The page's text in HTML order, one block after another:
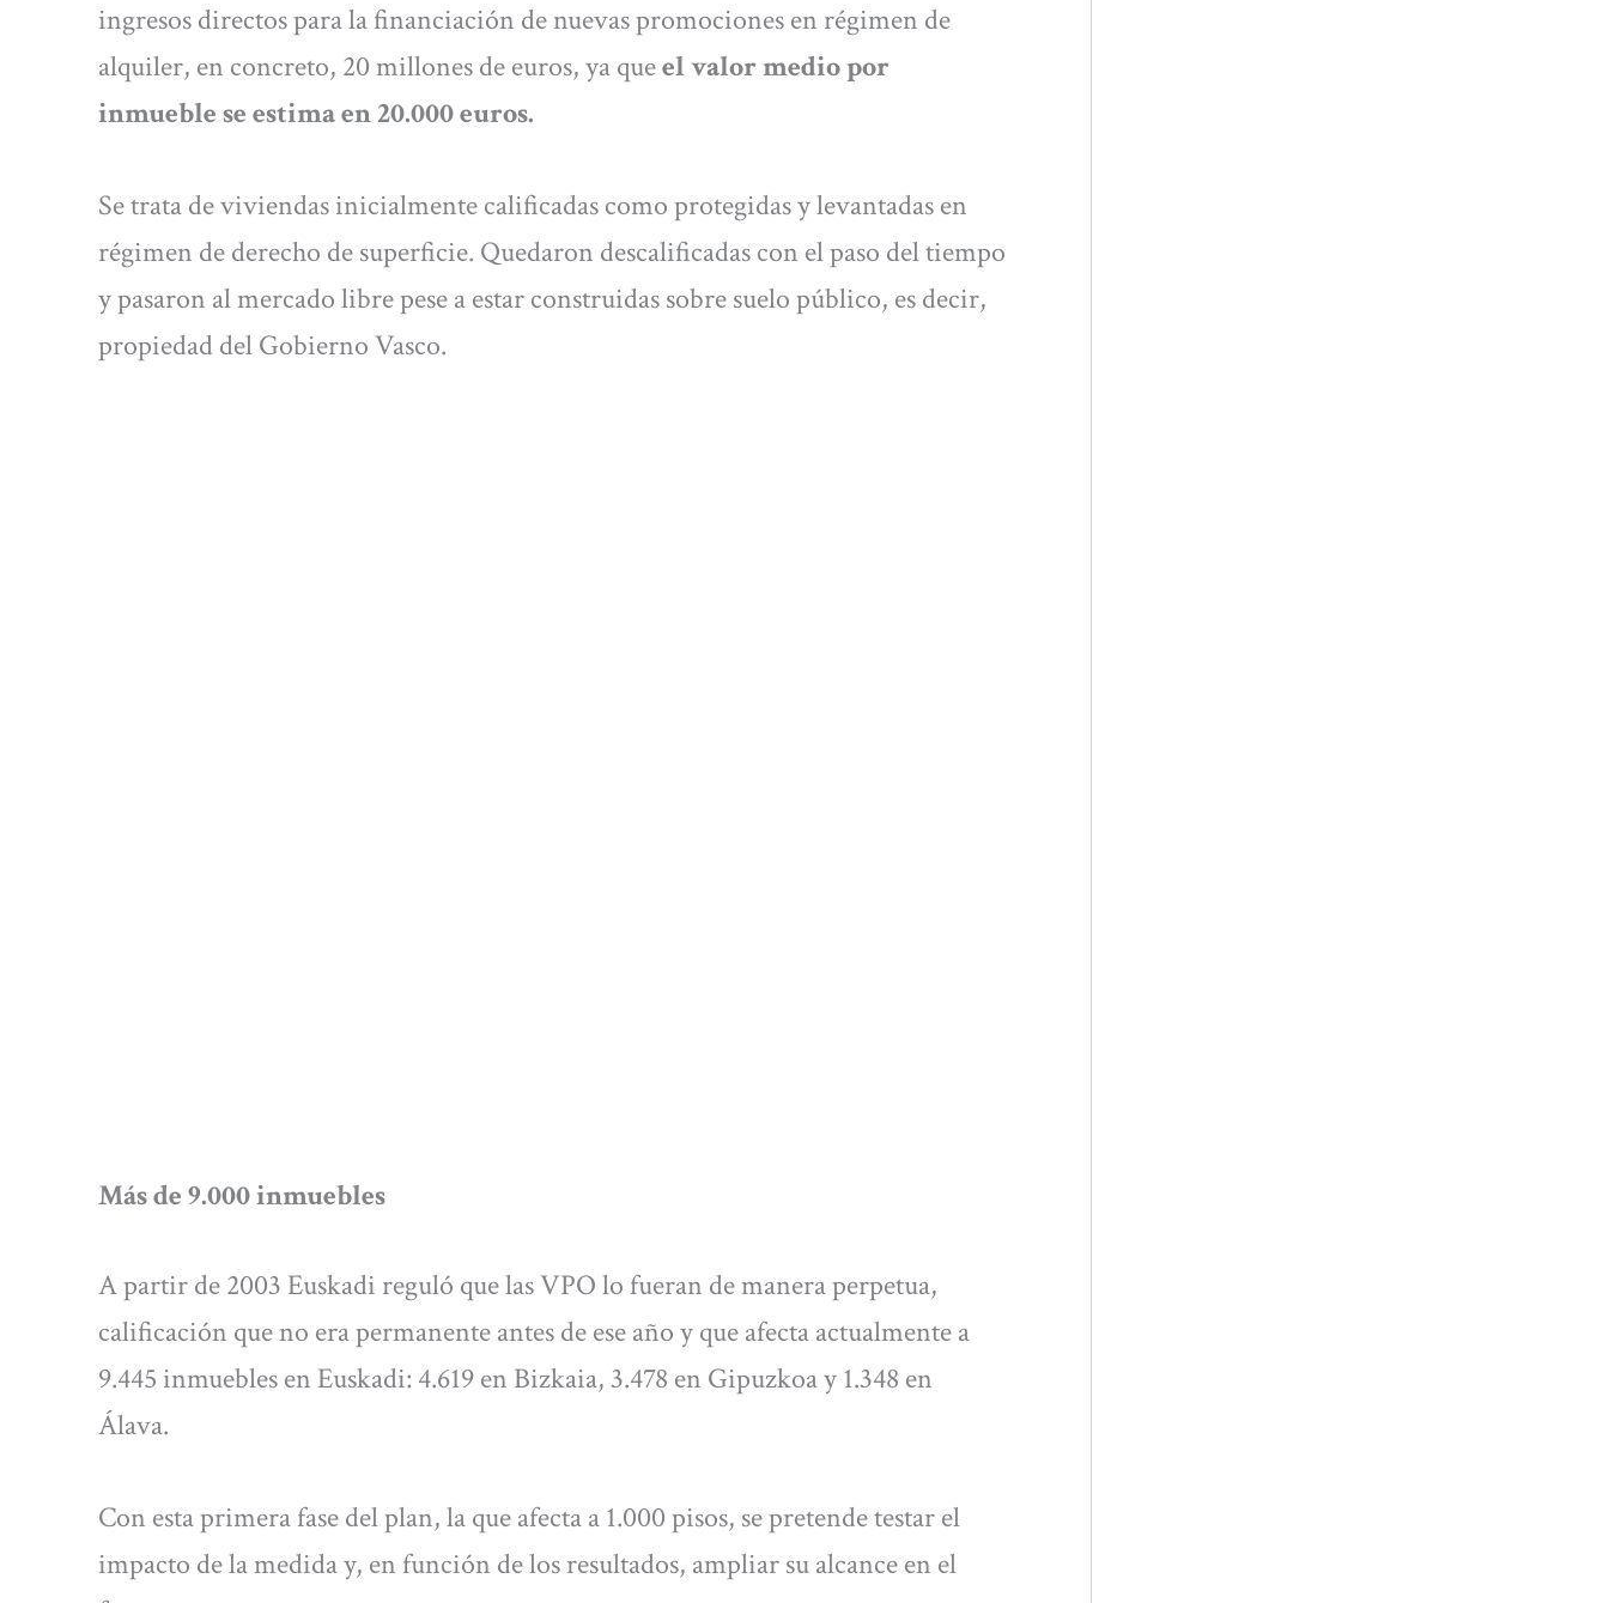
ingresos directos para la financiación de nuevas promociones en régimen de
alquiler, en concreto, 20 millones de euros, ya queel valor medio por
inmueble se estima en 20.000 euros.
Se trata de viviendas inicialmente calificadas como protegidas y levantadas en
régimen de derecho de superficie. Quedaron descalificadas con el paso del tiempo
y pasaron al mercado libre pese a estar construidas sobre suelo público, es decir,
propiedad del Gobierno Vasco.
Más de 9.000 inmuebles
A partir de 2003 Euskadi reguló que las VPO lo fueran de manera perpetua,
calificación que no era permanente antes de ese año y que afecta actualmente a
9.445 inmuebles en Euskadi: 4.619 en Bizkaia, 3.478 en Gipuzkoa y 1.348 en
Álava.
Con esta primera fase del plan, la que afecta a 1.000 pisos, se pretende testar el
impacto de la medida y, en función de los resultados, ampliar su alcance en el